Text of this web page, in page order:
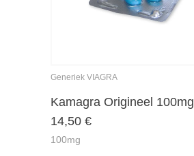
Generiek VIAGRA
Kamagra Origineel 100mg
14,50 €
100mg